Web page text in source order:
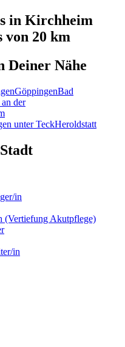
in Kirchheim
20 km
Deiner Nähe
GöppingenBad
der
unter TeckHeroldstatt
in
(Vertiefung Akutpflege)
in